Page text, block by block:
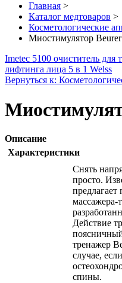
Главная >
Каталог медтоваров >
Косметологические
Миостимулятор
Imetec 5100 очиститель для
лифтинга лица 5 в 1 Welss
Вернуться к:
Описание
Характеристики
Снять
просто.
предлагает
массажера-
Действие
тренажер
случае,
спины.